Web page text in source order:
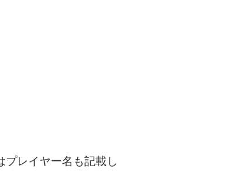
プレイヤー名も記載し